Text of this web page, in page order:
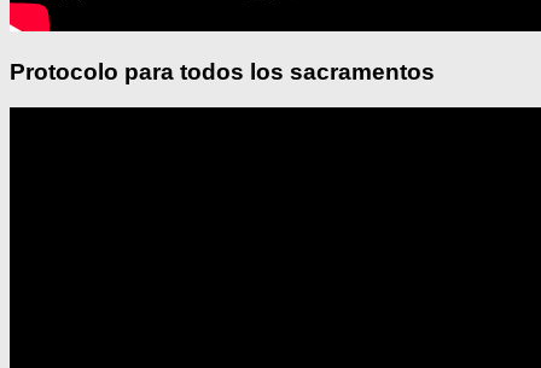
Protocolo para todos los sacramentos